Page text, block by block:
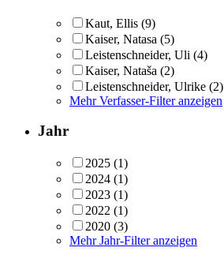
Kaut, Ellis (9)
Kaiser, Natasa (5)
Leistenschneider, Uli (4)
Kaiser, Nataša (2)
Leistenschneider, Ulrike (2)
Mehr Verfasser-Filter anzeigen
Jahr
2025 (1)
2024 (1)
2023 (1)
2022 (1)
2020 (3)
Mehr Jahr-Filter anzeigen